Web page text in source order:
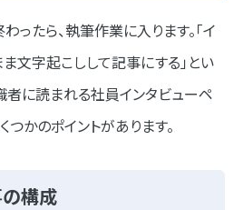
ったら、執筆作業に入ります。「イ
文字起こしして記事にする」とい
者に読まれる社員インタビューペ
つかのポイントがあります。
の構成